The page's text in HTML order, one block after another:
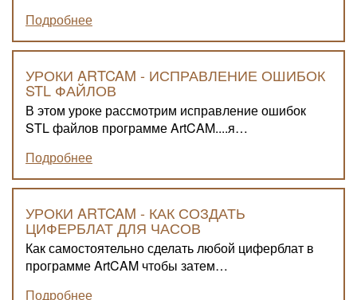
Подробнее
УРОКИ ARTCAM - ИСПРАВЛЕНИЕ ОШИБОК
STL ФАЙЛОВ
В этом уроке рассмотрим исправление ошибок
STL файлов программе ArtCAM....я…
Подробнее
УРОКИ ARTCAM - КАК СОЗДАТЬ
ЦИФЕРБЛАТ ДЛЯ ЧАСОВ
Как самостоятельно сделать любой циферблат в
программе ArtCAM чтобы затем…
Подробнее